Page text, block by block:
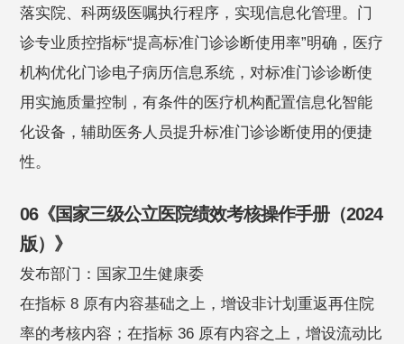
落实院、科两级医嘱执行程序，实现信息化管理。门
诊专业质控指标“提高标准门诊诊断使用率”明确，医疗
机构优化门诊电子病历信息系统，对标准门诊诊断使
用实施质量控制，有条件的医疗机构配置信息化智能
化设备，辅助医务人员提升标准门诊诊断使用的便捷
性。
06《国家三级公立医院绩效考核操作手册（2024
版）》
发布部门：国家卫生健康委
在指标 8 原有内容基础之上，增设非计划重返再住院
率的考核内容；在指标 36 原有内容之上，增设流动比